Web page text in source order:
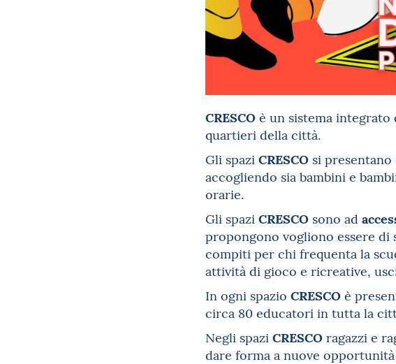
CRESCO è un sistema
quartieri della città.
Gli spazi CRESCO si
accogliendo sia bambini e
orarie.
Gli spazi CRESCO sono ad
propongono vogliono essere di
compiti per chi frequenta la
attività di gioco e ricreative,
In ogni spazio CRESCO è
circa 80 educatori in tutta la
Negli spazi CRESCO ragazzi e
dare forma a nuove